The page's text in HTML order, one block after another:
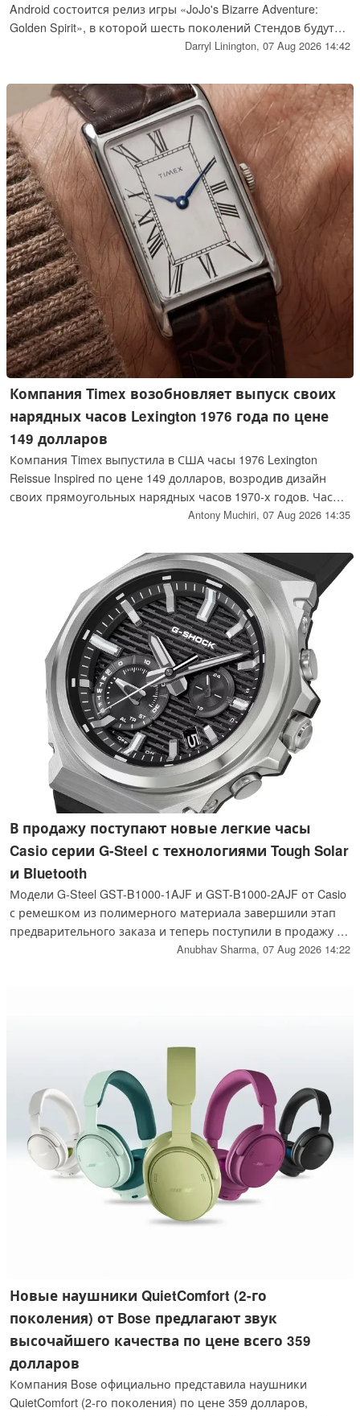
Android состоится релиз игры «JoJo's Bizarre Adventure:
Golden Spirit», в которой шесть поколений Стендов будут
представлены в тактической ролевой игре с сетчатой
Darryl Linington, 07 Aug 2026 14:42
Компания Timex возобновляет выпуск своих
нарядных часов Lexington 1976 года по цене
149 долларов
Компания Timex выпустила в США часы 1976 Lexington
Reissue Inspired по цене 149 долларов, возродив дизайн
своих прямоугольных нарядных часов 1970-х годов. Часы
имеют корпус из полированной нержавеющей стали
циферблат с удлинёнными римскими цифрами.
Antony Muchiri, 07 Aug 2026 14:35
В продажу поступают новые легкие часы
Casio серии G-Steel с технологиями Tough Solar
и Bluetooth
Модели G-Steel GST-B1000-1AJF и GST-B1000-2AJF от Casio
с ремешком из полимерного материала завершили этап
предварительного заказа и теперь поступили в продажу в
Японии по цене 60 500 иен (~382 доллара США). Их вес
Anubhav Sharma, 07 Aug 2026 14:22
Новые наушники QuietComfort (2-го
поколения) от Bose предлагают звук
высочайшего качества по цене всего 359
долларов
Компания Bose официально представила наушники
QuietComfort (2-го поколения) по цене 359 долларов,